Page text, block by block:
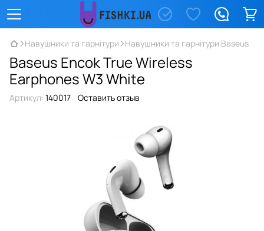
Навушники та гарнітури Навушники та гарнітури Baseus
Baseus Encok True Wireless
Earphones W3 White
Артикул: 140017 Оставить отзыв